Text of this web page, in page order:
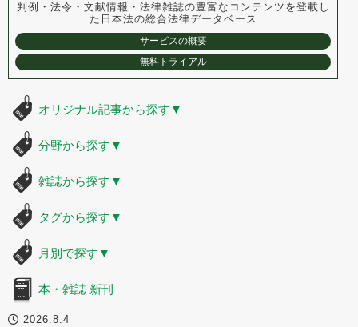
判例・法令・文献情報・法律雑誌の豊富なコンテンツを登載し
た 日本法の総合法律データベース
サービスの概要
無料トライアル
オリジナル記事から探す ▼
分野から探す ▼
雑誌から探す ▼
タグから探す ▼
月別で探す ▼
本・雑誌 新刊
2026.8.4